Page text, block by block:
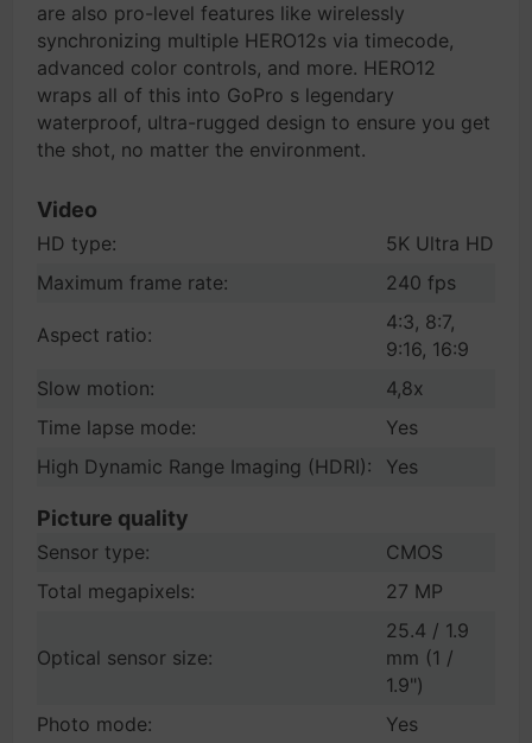
are also pro-level features like wirelessly
synchronizing multiple HERO12s via timecode,
advanced color controls, and more. HERO12
wraps all of this into GoPro s legendary
waterproof, ultra-rugged design to ensure you get
the shot, no matter the environment.
Video
HD type:
5K Ultra HD
Maximum frame rate:
240 fps
Aspect ratio:
4:3, 8:7,
9:16, 16:9
Slow motion:
4,8x
Time lapse mode:
Yes
High Dynamic Range Imaging (HDRI):
Yes
Picture quality
Sensor type:
CMOS
Total megapixels:
27 MP
Optical sensor size:
25.4 / 1.9
mm (1 /
1.9")
Photo mode:
Yes